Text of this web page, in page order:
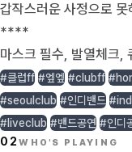
갑작스러운 사정으로
****
마스크 필수, 발열체크,
#클럽ff #엪엪 #clubff
#seoulclub #인디밴드
#liveclub #밴드공연 #인디
02WHO'S PLAYING